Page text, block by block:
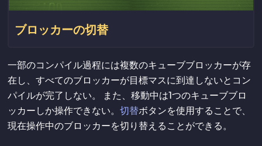
ブロッカーの切替
一部のコンパイル過程には複数のキューブブロッカーが存
在し、すべてのブロッカーが目標マスに到達しないとコン
パイルが完了しない。 また、移動中は1つのキューブブロ
ッカーしか操作できない。 切替ボタンを使用することで、
現在操作中のブロッカーを切り替えることができる。